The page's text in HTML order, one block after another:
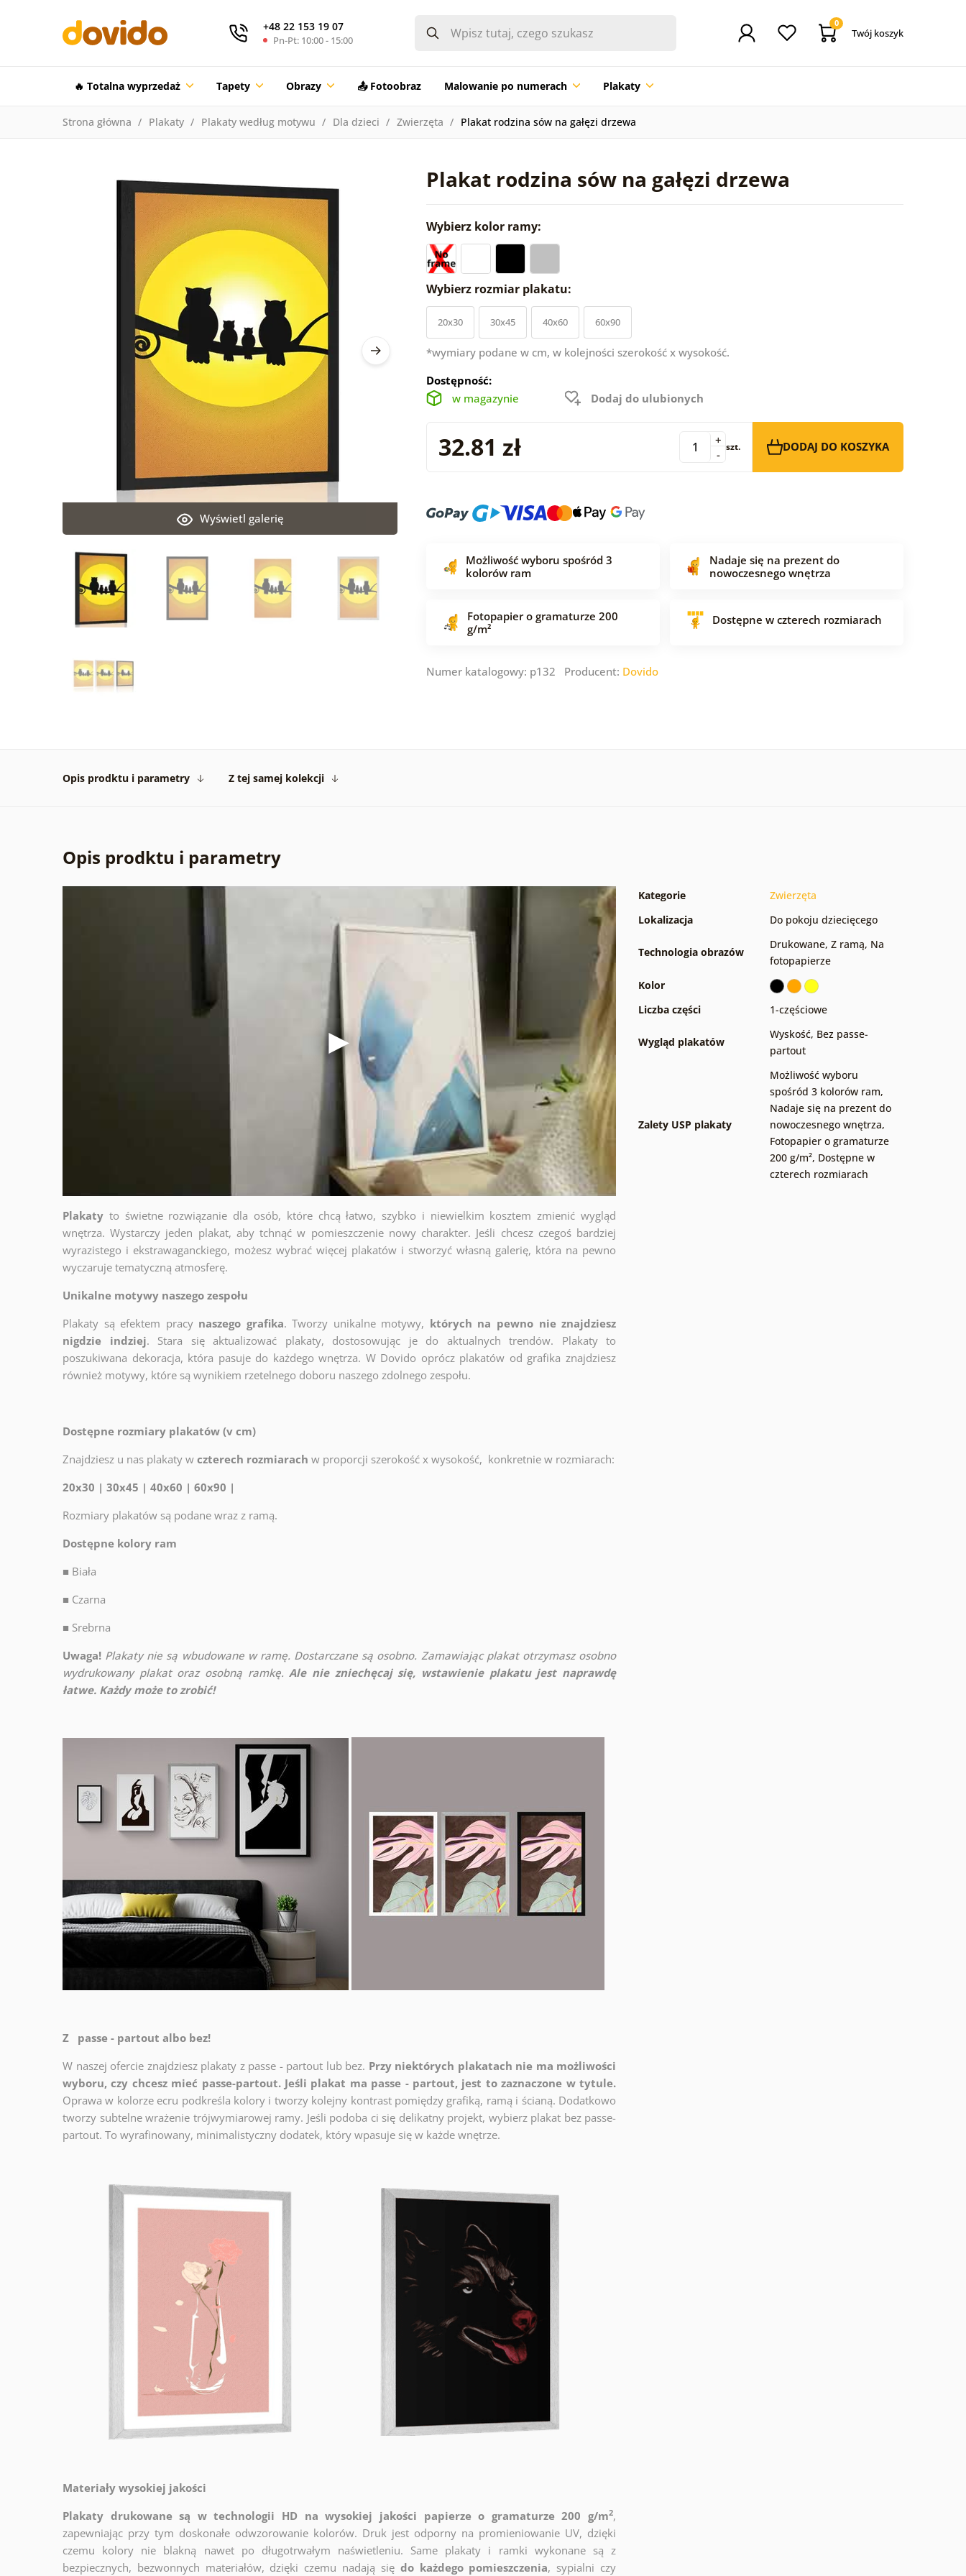
+48 22 153 19 07
Pn-Pt: 10:00 - 15:00
0
Twój koszyk
🔥 Totalna wyprzedaż Tapety Obrazy 📤 Fotoobraz Malowanie po numerach Plakaty
Strona główna Plakaty Plakaty według motywu Dla dzieci Zwierzęta Plakat rodzina sów na gałęzi drzewa
Plakat rodzina sów na gałęzi drzewa
Wyświetl galerię
Wybierz kolor ramy:
Wybierz rozmiar plakatu:
20x30 30x45 40x60 60x90
*wymiary podane w cm, w kolejności szerokość x wysokość.
Dostępność:
w magazynie
Dodaj do ulubionych
32.81 zł -
+ szt. DODAJ DO KOSZYKA
Możliwość wyboru spośród 3
kolorów ram
Nadaje się na prezent do
nowoczesnego wnętrza
Fotopapier o gramaturze 200
g/m²
Dostępne w czterech rozmiarach
Numer katalogowy: p132 Producent: Dovido
Opis prodktu i parametry Z tej samej kolekcji
Opis prodktu i parametry
Plakaty to świetne rozwiązanie dla osób, które chcą łatwo, szybko i niewielkim kosztem zmienić wygląd
wnętrza. Wystarczy jeden plakat, aby tchnąć w pomieszczenie nowy charakter. Jeśli chcesz czegoś bardziej
wyrazistego i ekstrawaganckiego, możesz wybrać więcej plakatów i stworzyć własną galerię, która na pewno
wyczaruje tematyczną atmosferę.
Unikalne motywy naszego zespołu
Plakaty są efektem pracy naszego grafika. Tworzy unikalne motywy, których na pewno nie znajdziesz
nigdzie indziej. Stara się aktualizować plakaty, dostosowując je do aktualnych trendów. Plakaty to
poszukiwana dekoracja, która pasuje do każdego wnętrza. W Dovido oprócz plakatów od grafika znajdziesz
również motywy, które są wynikiem rzetelnego doboru naszego zdolnego zespołu.
Dostępne rozmiary plakatów (v cm)
Znajdziesz u nas plakaty w czterech rozmiarach w proporcji szerokość x wysokość, konkretnie w rozmiarach:
20x30 | 30x45 | 40x60 | 60x90 |
Rozmiary plakatów są podane wraz z ramą.
Dostępne kolory ram
■ Biała
■ Czarna
■ Srebrna
Uwaga! Plakaty nie są wbudowane w ramę. Dostarczane są osobno. Zamawiając plakat otrzymasz osobno
wydrukowany plakat oraz osobną ramkę. Ale nie zniechęcaj się, wstawienie plakatu jest naprawdę
łatwe. Każdy może to zrobić!
Z passe - partout albo bez!
W naszej ofercie znajdziesz plakaty z passe - partout lub bez. Przy niektórych plakatach nie ma możliwości
wyboru, czy chcesz mieć passe-partout. Jeśli plakat ma passe - partout, jest to zaznaczone w tytule.
Oprawa w kolorze ecru podkreśla kolory i tworzy kolejny kontrast pomiędzy grafiką, ramą i ścianą. Dodatkowo
tworzy subtelne wrażenie trójwymiarowej ramy. Jeśli podoba ci się delikatny projekt, wybierz plakat bez passe-
partout. To wyrafinowany, minimalistyczny dodatek, który wpasuje się w każde wnętrze.
Materiały wysokiej jakości
Plakaty drukowane są w technologii HD na wysokiej jakości papierze o gramaturze 200 g/m2,
zapewniając przy tym doskonałe odwzorowanie kolorów. Druk jest odporny na promieniowanie UV, dzięki
czemu kolory nie blakną nawet po długotrwałym naświetleniu. Same plakaty i ramki wykonane są z
bezpiecznych, bezwonnych materiałów, dzięki czemu nadają się do każdego pomieszczenia, sypialni czy
Kategorie
Zwierzęta
Lokalizacja
Do pokoju dziecięcego
Technologia obrazów
Drukowane, Z ramą, Na
fotopapierze
Kolor
Liczba części
1-częściowe
Wygląd plakatów
Wyskość, Bez passe-
partout
Zalety USP plakaty
Możliwość wyboru
spośród 3 kolorów ram,
Nadaje się na prezent do
nowoczesnego wnętrza,
Fotopapier o gramaturze
200 g/m², Dostępne w
czterech rozmiarach